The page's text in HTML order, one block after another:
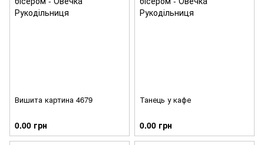
Вишита картина 4679
0.00 грн
Танець у кафе
0.00 грн